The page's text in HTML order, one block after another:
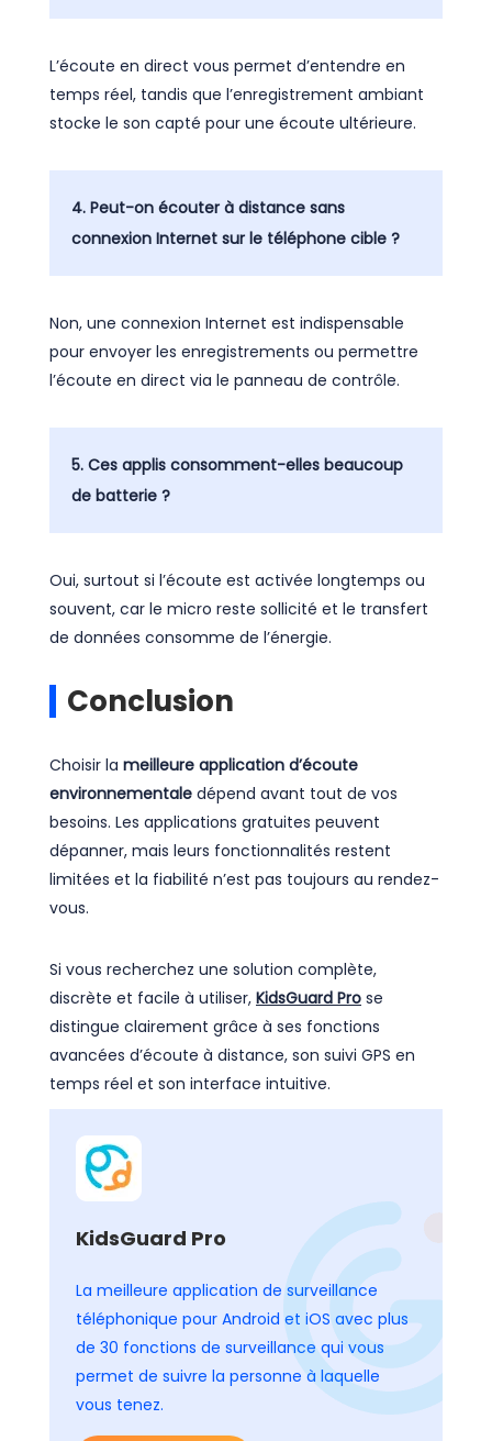
L’écoute en direct vous permet d’entendre en
temps réel, tandis que l’enregistrement ambiant
stocke le son capté pour une écoute ultérieure.
4. Peut-on écouter à distance sans
connexion Internet sur le téléphone cible ?
Non, une connexion Internet est indispensable
pour envoyer les enregistrements ou permettre
l’écoute en direct via le panneau de contrôle.
5. Ces applis consomment-elles beaucoup
de batterie ?
Oui, surtout si l’écoute est activée longtemps ou
souvent, car le micro reste sollicité et le transfert
de données consomme de l’énergie.
Conclusion
Choisir la meilleure application d’écoute
environnementale dépend avant tout de vos
besoins. Les applications gratuites peuvent
dépanner, mais leurs fonctionnalités restent
limitées et la fiabilité n’est pas toujours au rendez-
vous.
Si vous recherchez une solution complète,
discrète et facile à utiliser, KidsGuard Pro se
distingue clairement grâce à ses fonctions
avancées d’écoute à distance, son suivi GPS en
temps réel et son interface intuitive.
KidsGuard Pro
La meilleure application de surveillance
téléphonique pour Android et iOS avec plus
de 30 fonctions de surveillance qui vous
permet de suivre la personne à laquelle
vous tenez.